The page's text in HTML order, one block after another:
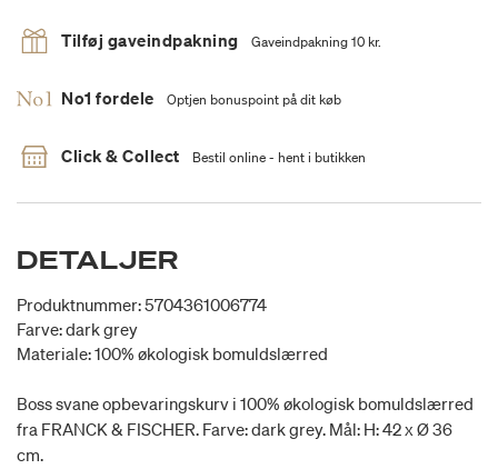
Tilføj gaveindpakning Gaveindpakning 10 kr.
No1 fordele Optjen bonuspoint på dit køb
Click & Collect Bestil online - hent i butikken
DETALJER
Produktnummer: 5704361006774
Farve: dark grey
Materiale: 100% økologisk bomuldslærred
Boss svane opbevaringskurv i 100% økologisk bomuldslærred
fra FRANCK & FISCHER. Farve: dark grey. Mål: H: 42 x Ø 36
cm.